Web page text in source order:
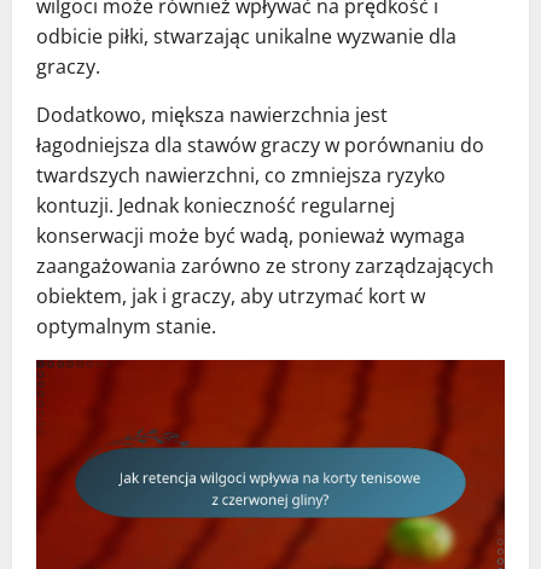
wilgoci może również wpływać na prędkość i
odbicie piłki, stwarzając unikalne wyzwanie dla
graczy.
Dodatkowo, miększa nawierzchnia jest
łagodniejsza dla stawów graczy w porównaniu do
twardszych nawierzchni, co zmniejsza ryzyko
kontuzji. Jednak konieczność regularnej
konserwacji może być wadą, ponieważ wymaga
zaangażowania zarówno ze strony zarządzających
obiektem, jak i graczy, aby utrzymać kort w
optymalnym stanie.